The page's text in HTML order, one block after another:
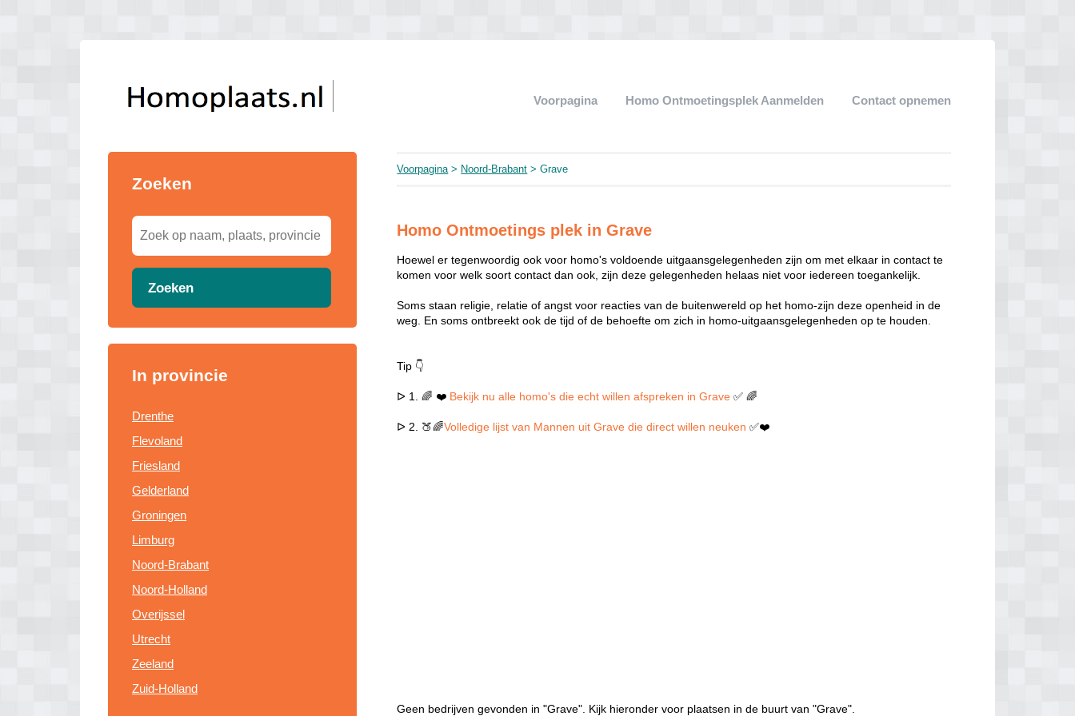
Voorpagina Homo Ontmoetingsplek Aanmelden Contact opnemen
Zoeken
Zoeken
In provincie
Drenthe
Flevoland
Friesland
Gelderland
Groningen
Limburg
Noord-Brabant
Noord-Holland
Overijssel
Utrecht
Zeeland
Zuid-Holland
Voorpagina> Noord-Brabant > Grave
Homo Ontmoetings plek in Grave
Hoewel er tegenwoordig ook voor homo's voldoende uitgaansgelegenheden zijn om met elkaar in contact te
komen voor welk soort contact dan ook, zijn deze gelegenheden helaas niet voor iedereen toegankelijk.
Soms staan religie, relatie of angst voor reacties van de buitenwereld op het homo-zijn deze openheid in de
weg. En soms ontbreekt ook de tijd of de behoefte om zich in homo-uitgaansgelegenheden op te houden.
Tip 👇
ᐅ 1. 🌈 ❤️ Bekijk nu alle homo's die echt willen afspreken in Grave ✅ 🌈
ᐅ 2. 🍑🌈Volledige lijst van Mannen uit Grave die direct willen neuken✅❤️
Geen bedrijven gevonden in "Grave". Kijk hieronder voor plaatsen in de buurt van "Grave".